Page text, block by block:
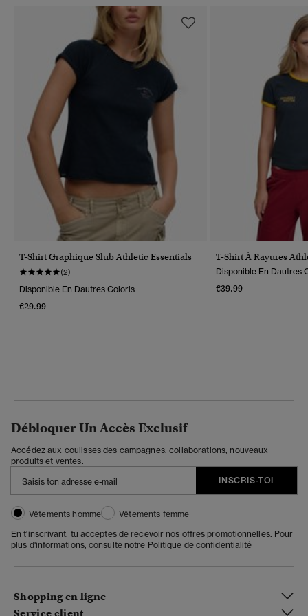
T-Shirt Graphique Slub Athletic Essentials
(2)
Disponible En Dautres Coloris
€29.99
T-Shirt À Rayures
Disponible En Dautres
€39.99
Débloquer Un Accès Exclusif
Accédez aux coulisses des campagnes, collaborations, nouveaux
produits et ventes.
INSCRIS-TOI
Vêtements homme
Vêtements femme
En t'inscrivant, tu acceptes de recevoir nos offres promotionnelles. Pour
plus d'informations, consulte notre Politique de confidentialité
Shopping en ligne
Service client